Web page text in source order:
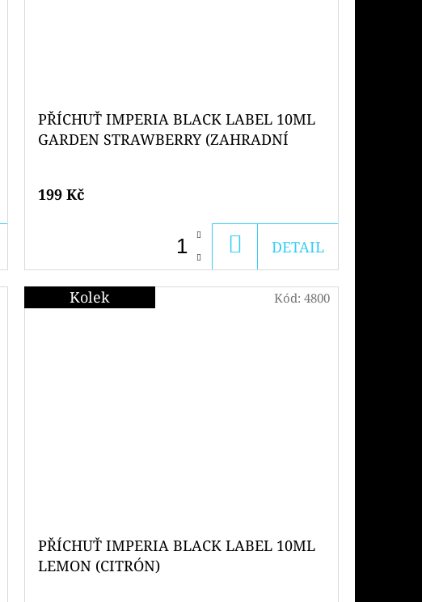
PŘÍCHUŤ IMPERIA BLACK LABEL 10ML
GARDEN STRAWBERRY (ZAHRADNÍ
199 Kč
KOŠÍKU
DETAIL
Kolek
PŘÍCHUŤ IMPERIA BLACK LABEL 10ML
LEMON (CITRÓN)
Kód: 4800